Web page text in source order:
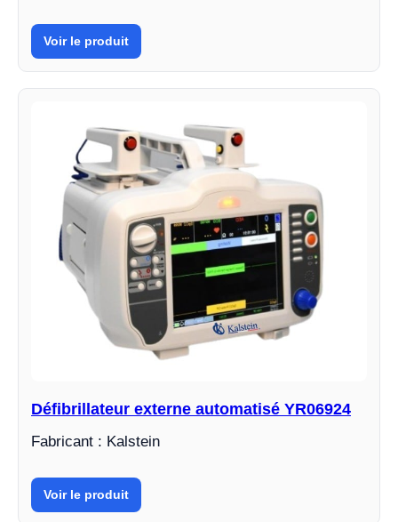
Voir le produit
Défibrillateur externe automatisé YR06924
Fabricant : Kalstein
Voir le produit